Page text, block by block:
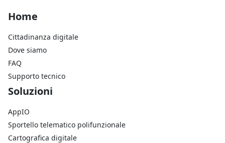
Footer Home
Home
Cittadinanza digitale
Dove siamo
FAQ
Supporto tecnico
Footer Soluzioni
Soluzioni
AppIO
Sportello telematico polifunzionale
Cartografica digitale